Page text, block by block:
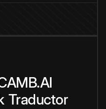
Traductor